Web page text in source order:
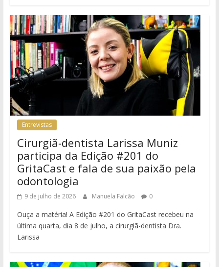
Entrevistas
Cirurgiã-dentista Larissa Muniz
participa da Edição #201 do
GritaCast e fala de sua paixão pela
odontologia
9 de julho de 2026 Manuela Falcão 0
Ouça a matéria! A Edição #201 do GritaCast recebeu na
última quarta, dia 8 de julho, a cirurgiã-dentista Dra.
Larissa